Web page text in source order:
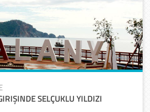
SELÇUKLU YILDIZI